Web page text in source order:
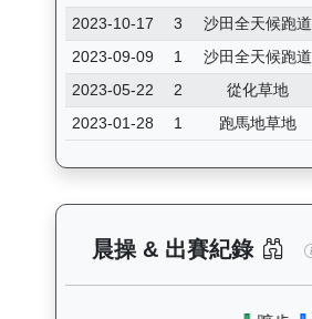
2023-10-17
3 沙田全天候跑道
2023-09-09
1 沙田全天候跑道
2023-05-22
2 從化草地
2023-01-28
1 跑馬地草地
晨操 & 出賽紀錄